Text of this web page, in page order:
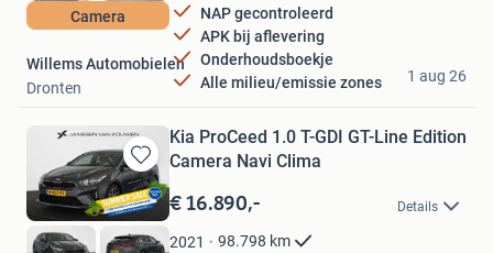
Camera
NAP gecontroleerd
APK bij aflevering
Onderhoudsboekje
Alle milieu/emissie zones
Willems Automobielen
Dronten
1 aug 26
Bewaren
in
Mijn
Favorieten
Kia ProCeed 1.0 T-GDI GT-Line Edition
Camera Navi Clima
€ 16.890,- Details
2021 98.798 km